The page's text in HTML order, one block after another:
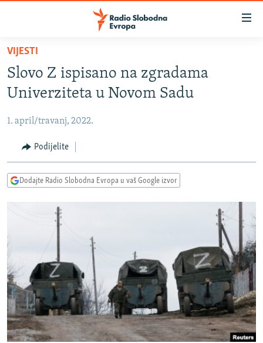
Pređite
glavni
sadržaj
na
navigaciju
Pređite
na
VIJESTI
BOSNA I HERCEGOVINA
KOSOVO
CRNA GORA
VIDEO
FOTOGALERIJE
PODCASTI
RAT U UKRAJINI
RSE PRIČE IZ SVIJETA
ISPRIČAJ MI
DNEVNO@RSE
SPECIJALI RSE
VIŠE OD NASLOVA
VIJESTI
Slovo Z ispisano na zgradama
Univerziteta u Novom Sadu
1. april/travanj, 2022.
Podijelite
Dodajte Radio Slobodna Evropa u vaš Google izvor